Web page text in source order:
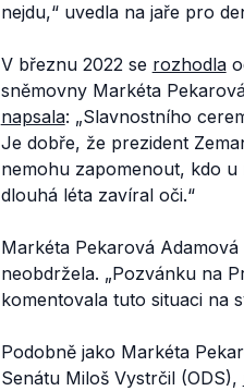
nejdu,“ uvedla na jaře pro
V březnu 2022 se rozhodla
sněmovny Markéta
napsala: „Slavnostního
Je dobře, že prezident
nemohu zapomenout, kdo u
dlouhá léta zavíral oči.“
Markéta Pekarová Adamová
neobdržela. „Pozvánku na
komentovala tuto situaci na
Podobně jako Markéta
Senátu Miloš Vystrčil (ODS),